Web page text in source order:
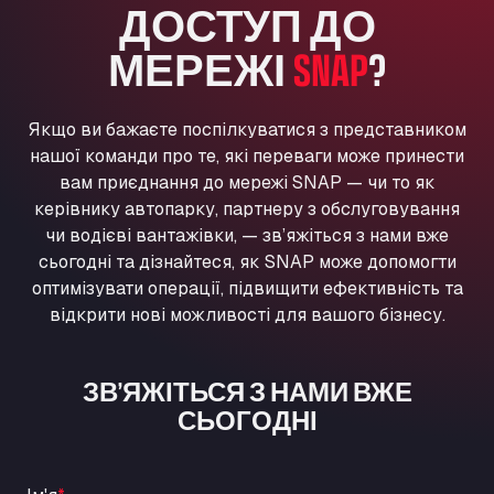
Washway Road, PE12 8LT
Anpol Sp. z o.o.
Ul. Torunska 147, 85884
Marie-Curie-Straße 24, 68219
Aral Autohof Bockel
An der Autobahn 1, 27404
ARAL Autohof Bockenem
Oppelner Str. 1, 31167
ARAL Autohof Merklingen
Nellinger Str. 24, 89188
ARAL Tankstelle - XXL Truckwash.de
ДОСТУП ДО
МЕРЕЖІSNAP?
Якщо ви бажаєте поспілкуватися з представником
нашої команди про те, які переваги може принести
вам приєднання до мережі SNAP — чи то як
керівнику автопарку, партнеру з обслуговування
чи водієві вантажівки, — зв’яжіться з нами вже
сьогодні та дізнайтеся, як SNAP може допомогти
оптимізувати операції, підвищити ефективність та
відкрити нові можливості для вашого бізнесу.
ЗВ’ЯЖІТЬСЯ З НАМИ ВЖЕ
СЬОГОДНІ